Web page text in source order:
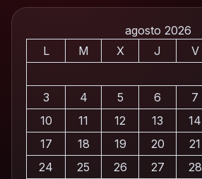
agosto 2026
L
M X J V
3
4 5 6 7
10
11 12 13 14
17
18 19 20 21
24
25 26 27 28